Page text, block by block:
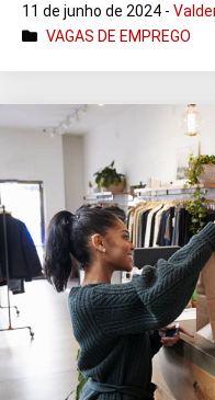
11 de junho de 2024 -
VAGAS DE EMPREGO